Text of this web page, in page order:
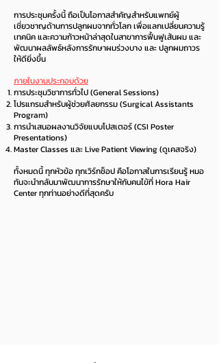
การประชุมครั้งนี้ ถือเป็นโอกาสสำคัญสำหรับแพทย์ผู้
เชี่ยวชาญด้านการปลูกผมจากทั่วโลก เพื่อแลกเปลี่ยนความรู้
เทคนิค และความก้าวหน้าล่าสุดในสาขาการฟื้นฟูเส้นผม และ
พัฒนาผลลัพธ์หลังการรักษาผมร่วงบาง และ ปลูกผมถาวร
ให้ดียิ่งขึ้น
ภายในงานประกอบด้วย
การประชุมวิชาการทั่วไป (General Sessions)
โปรแกรมสำหรับผู้ช่วยศัลยกรรม (Surgical Assistants
Program)
การนำเสนอผลงานวิจัยแบบโปสเตอร์ (CSI Poster
Presentations)
Master Classes และ Live Patient Viewing (ดูเคสจริง)
ทั้งหมดนี้ ทุกหัวข้อ ทุกเวิร์กช็อป คือโอกาสในการเรียนรู้ หมอ
ทันจะนำกลับมาพัฒนาการรักษาให้กับคนไข้ที่ Hora Hair
Center ทุกท่านอย่างดีที่สุดครับ